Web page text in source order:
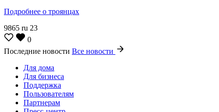
Подробнее о троянцах
9865 ru 23
0
Последние новости Все новости
Для дома
Для бизнеса
Поддержка
Пользователям
Партнерам